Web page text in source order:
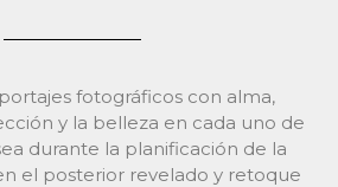
fotográficos con alma,
y la belleza en cada uno de
durante la planificación de la
el posterior revelado y retoque